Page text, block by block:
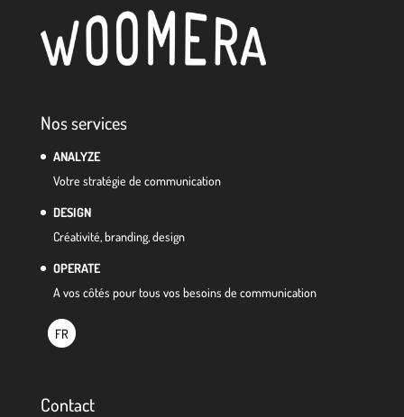
Nos services
ANALYZE
Votre stratégie de communication
DESIGN
Créativité, branding, design
OPERATE
A vos côtés pour tous vos besoins de communication
FR
Contact